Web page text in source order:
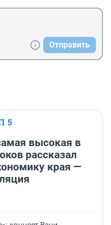
Отправить
5
высокая в
рассказал
края —